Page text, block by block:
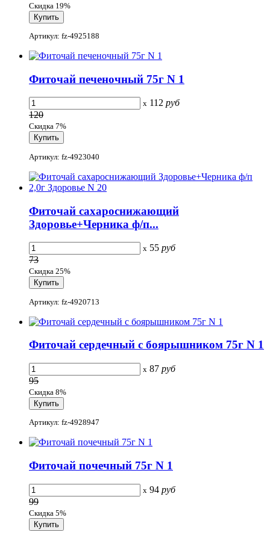
Скидка 19%
Артикул: fz-4925188
Фиточай печеночный 75г N 1
x 112 руб
120
Скидка 7%
Артикул: fz-4923040
Фиточай сахароснижающий
Здоровье+Черника ф/п...
x 55 руб
73
Скидка 25%
Артикул: fz-4920713
Фиточай сердечный с боярышником 75г N 1
x 87 руб
95
Скидка 8%
Артикул: fz-4928947
Фиточай почечный 75г N 1
x 94 руб
99
Скидка 5%